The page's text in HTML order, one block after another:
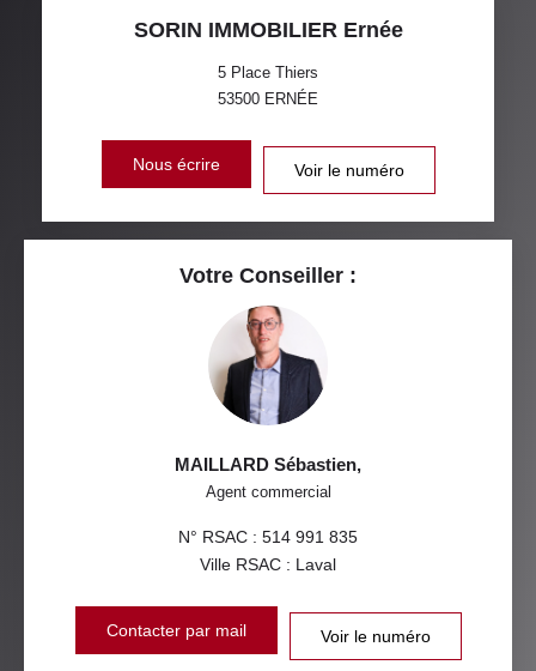
SORIN IMMOBILIER Ernée
5 Place Thiers
53500 ERNÉE
Nous écrire Voir le numéro
Votre Conseiller :
MAILLARD Sébastien,
Agent commercial
N° RSAC : 514 991 835
Ville RSAC : Laval
Contacter par mail Voir le numéro